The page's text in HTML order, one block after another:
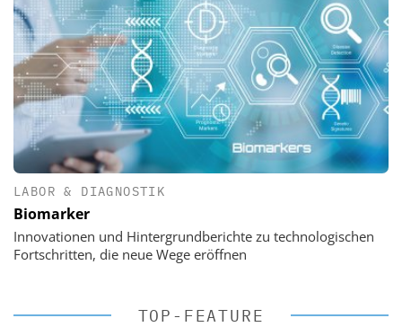
LABOR & DIAGNOSTIK
Biomarker
Innovationen und Hintergrundberichte zu technologischen
Fortschritten, die neue Wege eröffnen
TOP-FEATURE